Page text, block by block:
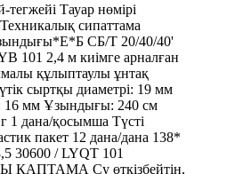
тегжейі Тауар нөмірі
сипаттама
СБ/Т 20/40/40'
101 2,4 м киімге арналған
құлыптаулы ұнтақ
сыртқы диаметрі: 19 мм
16 мм Ұзындығы: 240 см
1 дана/қосымша Түсті
пакет 12 дана/дана 138*
30600 / LYQT 101
Су өткізбейтін,